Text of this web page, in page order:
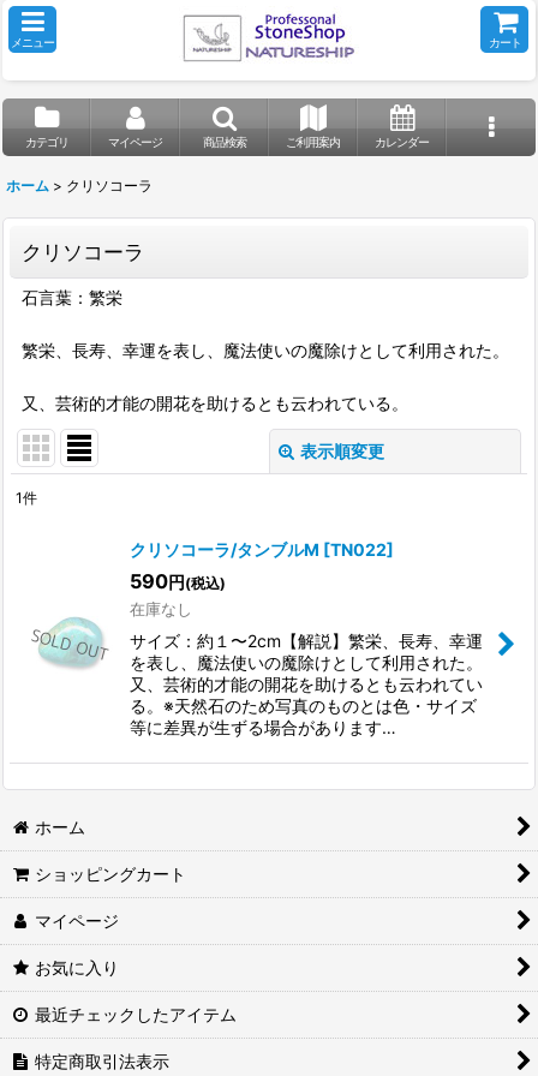
メニュー カート
カテゴリ マイページ 商品検索 ご利用案内 カレンダー
ホーム > クリソコーラ
クリソコーラ
石言葉：繁栄
繁栄、長寿、幸運を表し、魔法使いの魔除けとして利用された。
又、芸術的才能の開花を助けるとも云われている。
表示順変更
絞り込む
1件
クリソコーラ/タンブルM [TN022]
590円 (税込)
在庫なし
サイズ：約１〜2cm【解説】繁栄、長寿、幸運
を表し、魔法使いの魔除けとして利用された。
又、芸術的才能の開花を助けるとも云われてい
る。※天然石のため写真のものとは色・サイズ
等に差異が生ずる場合があります…
ホーム
ショッピングカート
マイページ
お気に入り
最近チェックしたアイテム
特定商取引法表示